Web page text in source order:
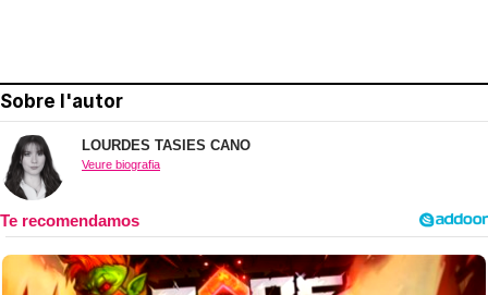
Sobre l'autor
LOURDES TASIES CANO
Veure biografia